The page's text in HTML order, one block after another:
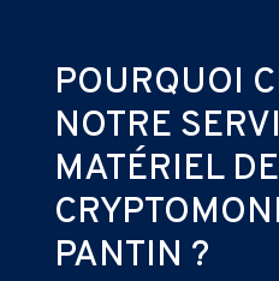
POURQUOI
NOTRE
MATÉRIEL
PANTIN ?